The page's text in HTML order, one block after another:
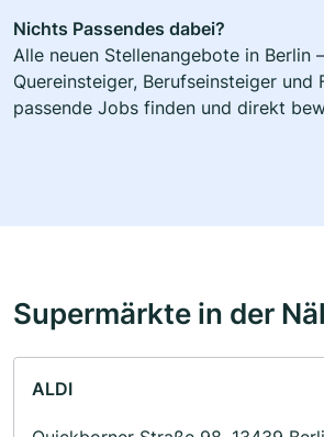
Nichts Passendes dabei?
Alle neuen Stellenangebote in Berlin
Quereinsteiger, Berufseinsteiger und
passende Jobs finden und direkt
Supermärkte in der
ALDI